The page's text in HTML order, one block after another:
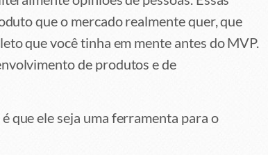
que o mercado realmente quer, que
que você tinha em mente antes do MVP.
de produtos e de
que ele seja uma ferramenta para o